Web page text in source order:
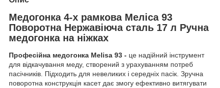
Медогонка 4-х рамкова Меліса 93
Поворотна Нержавіюча сталь 17 л Ручна
медогонка на ніжках
Професійна медогонка Melisa 93 - це надійний інструмент
для відкачування меду, створений з урахуванням потреб
пасічників. Підходить для невеликих і середніх пасік. Зручна
поворотна конструкція касет дає змогу ефективно витягувати